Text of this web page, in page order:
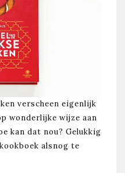
verscheen eigenlijk
wonderlijke wijze aan
kan dat nou? Gelukkig
alsnog te